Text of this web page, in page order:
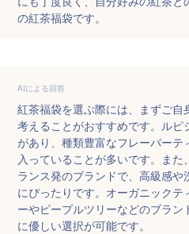
の紅茶福袋です。
AIによる回答
紅茶福袋を選ぶ際には、まずご
考えることがおすすめです。ル
があり、種類豊富なフレーバーテ
入っていることが多いです。ま
ランス発のブランドで、高級感
にぴったりです。オーガニック
ーやピープルツリーなどのブラ
に優しい選択が可能です。